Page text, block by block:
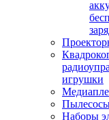
игрушки
Наборы